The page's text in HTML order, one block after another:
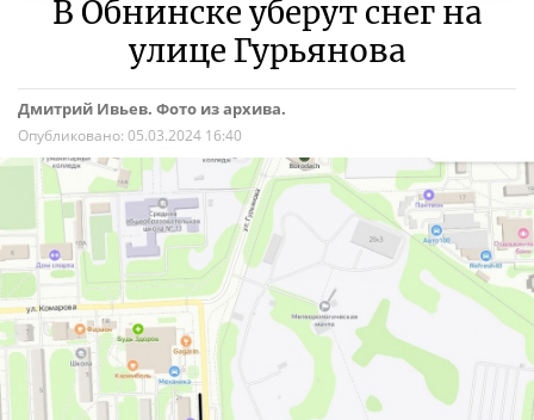
В Обнинске уберут снег на
улице Гурьянова
Дмитрий Ивьев. Фото из архива.
Опубликовано: 05.03.2024 16:40